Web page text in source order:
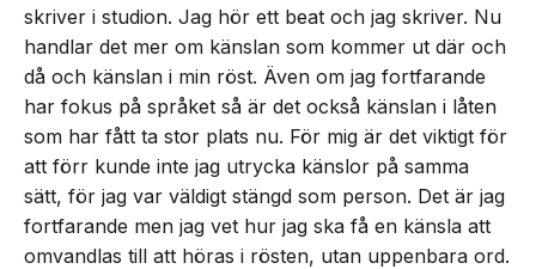
skriver i studion. Jag hör ett beat och jag skriver. Nu
handlar det mer om känslan som kommer ut där och
då och känslan i min röst. Även om jag fortfarande
har fokus på språket så är det också känslan i låten
som har fått ta stor plats nu. För mig är det viktigt för
att förr kunde inte jag utrycka känslor på samma
sätt, för jag var väldigt stängd som person. Det är jag
fortfarande men jag vet hur jag ska få en känsla att
omvandlas till att höras i rösten, utan uppenbara ord.